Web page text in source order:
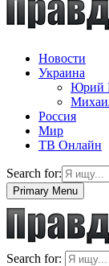
Новости
Украина
Юрий
Россия
Мир
ТВ Онлайн
Search for:
Primary Menu
Search for: